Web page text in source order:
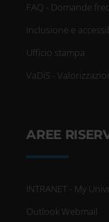
FAQ - Domande
Inclusione e
Ufficio stampa
VaDiS -
AREE
INTRANET - My Univr
Outlook Webmail